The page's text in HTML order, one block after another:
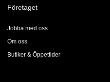
Företaget
Jobba med oss
Om oss
Butiker & Öppettider